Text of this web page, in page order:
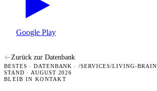
Google Play
Zurück zur Datenbank
BESTES · DATENBANK · /SERVICES/LIVING-BRAIN
STAND · AUGUST 2026
BLEIB IN KONTAKT